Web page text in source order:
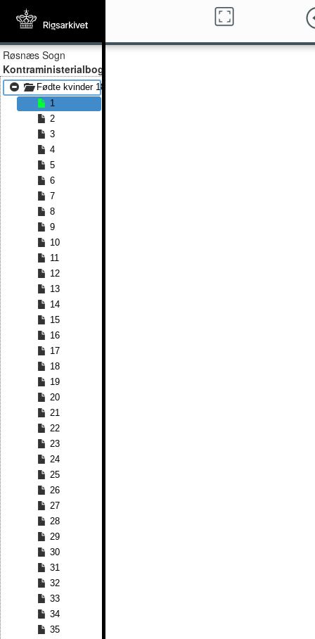
Røsnæs Sogn
Kontraministerialbog
Fødte kvinder 1866 - Fødte kvinder 1887
1
2
3
4
5
6
7
8
9
10
11
12
13
14
15
16
17
18
19
20
21
22
23
24
25
26
27
28
29
30
31
32
33
34
35